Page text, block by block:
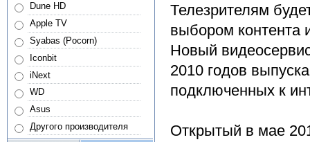
Телезрителям
выбором контента
Новый
2010 годов
подключенных к
Открытый в мае
Dune HD
Apple TV
Syabas (Pocorn)
Iconbit
iNext
WD
Asus
Другого производителя